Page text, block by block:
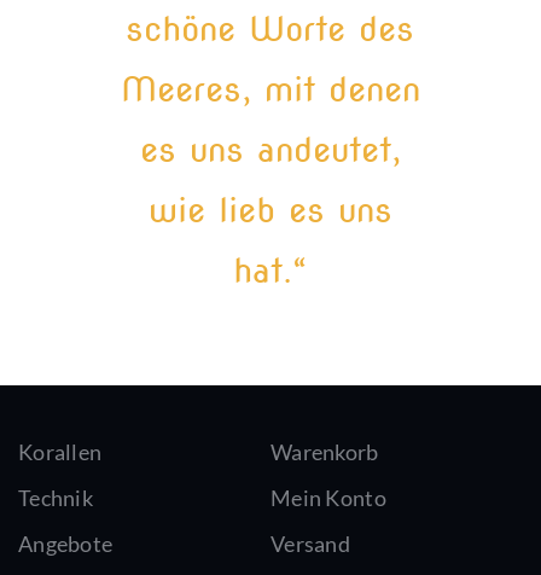
schöne Worte des
Meeres, mit denen
es uns andeutet,
wie lieb es uns
hat.“
Korallen
Technik
Angebote
Warenkorb
Mein Konto
Versand